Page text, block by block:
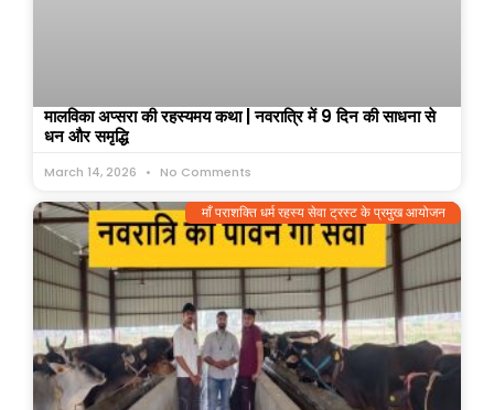
मालविका अप्सरा की रहस्यमय कथा | नवरात्रि में 9 दिन की साधना से
धन और समृद्धि
March 14, 2026 No Comments
माँ पराशक्ति धर्म रहस्य सेवा ट्रस्ट के प्रमुख आयोजन